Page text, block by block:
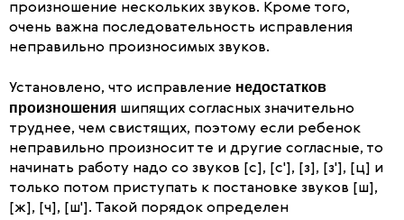
произношение нескольких звуков. Кроме того,
очень важна последовательность исправления
неправильно произносимых звуков.
Установлено, что исправление недостатков
произношения шипящих согласных значительно
труднее, чем свистящих, поэтому если ребенок
неправильно произносит те и другие согласные, то
начинать работу надо со звуков [с], [с'], [з], [з'], [ц] и
только потом приступать к постановке звуков [ш],
[ж], [ч], [ш']. Такой порядок определен